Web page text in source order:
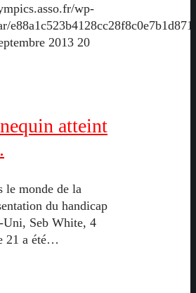
wp-
2013 20
atteint
le monde de la
du handicap
Seb White, 4
21 a été…